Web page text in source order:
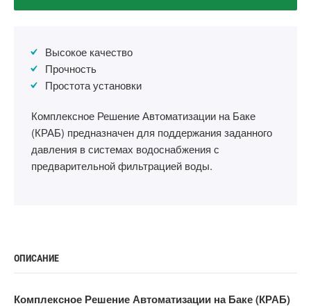
Высокое качество
Прочность
Простота установки
Комплексное Решение Автоматизации на Баке
(КРАБ) предназначен для поддержания заданного
давления в системах водоснабжения с
предварительной фильтрацией воды.
ОПИСАНИЕ
Комплексное Решение Автоматизации на Баке (КРАБ)